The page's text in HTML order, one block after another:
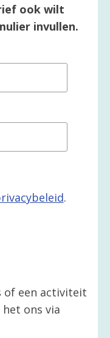
ook wilt
invullen.
.
of een activiteit
ons via